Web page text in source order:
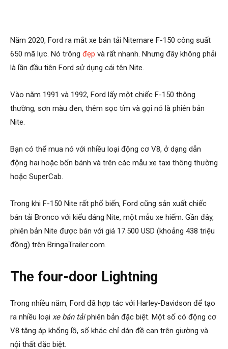
Năm 2020, Ford ra mắt xe bán tải Nitemare F-150 công suất
650 mã lực. Nó trông đẹp và rất nhanh. Nhưng đây không phải
là lần đầu tiên Ford sử dụng cái tên Nite.
Vào năm 1991 và 1992, Ford lấy một chiếc F-150 thông
thường, sơn màu đen, thêm sọc tím và gọi nó là phiên bản
Nite.
Bạn có thể mua nó với nhiều loại động cơ V8, ở dạng dẫn
động hai hoặc bốn bánh và trên các mẫu xe taxi thông thường
hoặc SuperCab.
Trong khi F-150 Nite rất phổ biến, Ford cũng sản xuất chiếc
bán tải Bronco với kiểu dáng Nite, một mẫu xe hiếm. Gần đây,
phiên bản Nite được bán với giá 17.500 USD (khoảng 438 triệu
đồng) trên BringaTrailer.com.
The four-door Lightning
Trong nhiều năm, Ford đã hợp tác với Harley-Davidson để tạo
ra nhiều loại xe bán tảiphiên bản đặc biệt. Một số có động cơ
V8 tăng áp khổng lồ, số khác chỉ dán đề can trên giường và
nội thất đặc biệt.